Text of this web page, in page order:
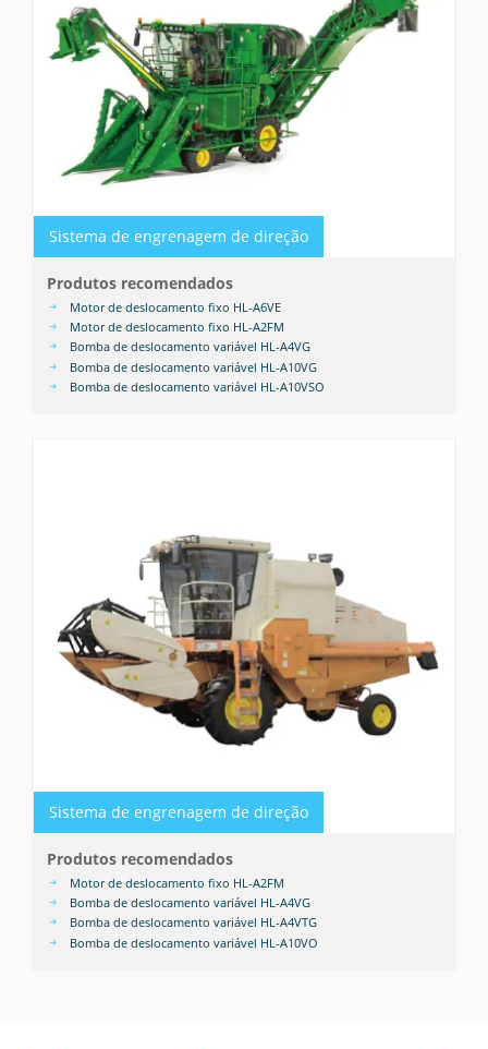
Sistema de engrenagem de direção
Produtos recomendados
Motor de deslocamento fixo HL-A6VE
Motor de deslocamento fixo HL-A2FM
Bomba de deslocamento variável HL-A4VG
Bomba de deslocamento variável HL-A10VG
Bomba de deslocamento variável HL-A10VSO
Sistema de engrenagem de direção
Produtos recomendados
Motor de deslocamento fixo HL-A2FM
Bomba de deslocamento variável HL-A4VG
Bomba de deslocamento variável HL-A4VTG
Bomba de deslocamento variável HL-A10VO